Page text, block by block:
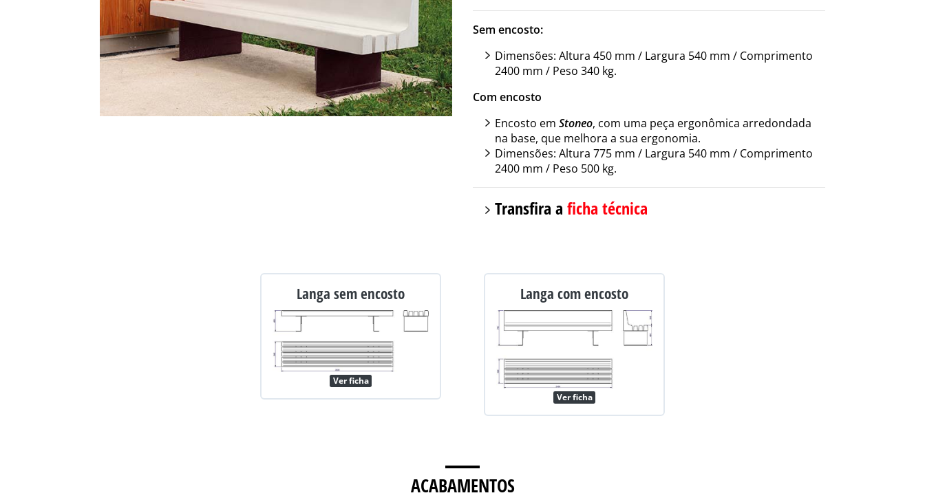
Sem encosto:
Dimensões: Altura 450 mm / Largura 540 mm / Comprimento
2400 mm / Peso 340 kg.
Com encosto
Encosto em Stoneo, com uma peça ergonômica arredondada
na base, que melhora a sua ergonomia.
Dimensões: Altura 775 mm / Largura 540 mm / Comprimento
2400 mm / Peso 500 kg.
Transfira a ficha técnica
Langa sem encosto
Ver ficha
Langa com encosto
Ver ficha
ACABAMENTOS